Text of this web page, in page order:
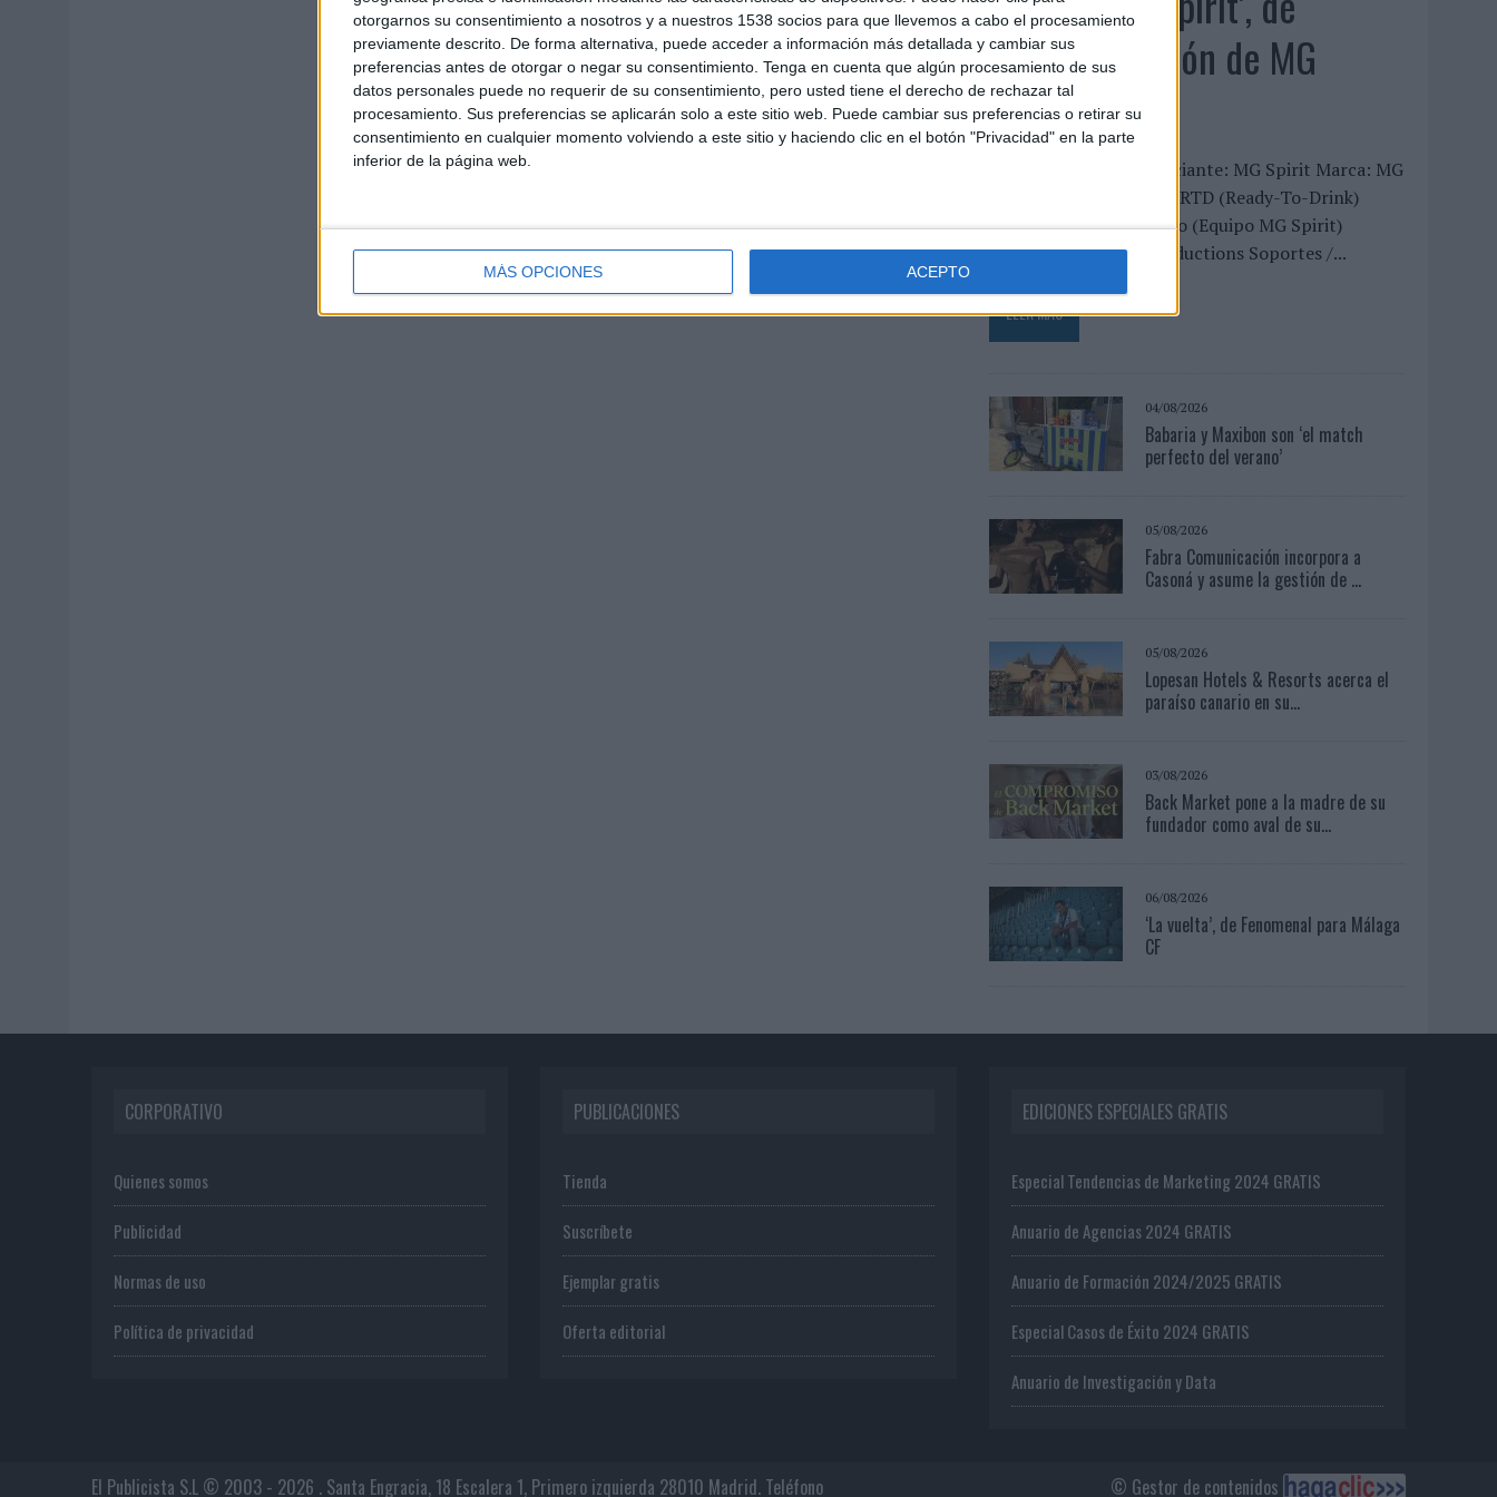
otorgarnos su consentimiento a nosotros y a nuestros 1538 socios para que llevemos a cabo el procesamiento
previamente descrito. De forma alternativa, puede acceder a información más detallada y cambiar sus
preferencias antes de otorgar o negar su consentimiento. Tenga en cuenta que algún procesamiento de sus
datos personales puede no requerir de su consentimiento, pero usted tiene el derecho de rechazar tal
procesamiento. Sus preferencias se aplicarán solo a este sitio web. Puede cambiar sus preferencias o retirar su
consentimiento en cualquier momento volviendo a este sitio y haciendo clic en el botón "Privacidad" en la parte
inferior de la página web.
MÁS OPCIONES ACEPTO
autoproducción de MG
Spirit
FICHA TÉCNICA Anunciante: MG Spirit Marca: MG
Spirit Sector: Bebidas / RTD (Ready-To-Drink)
Diseño creativo: Interno (Equipo MG Spirit)
Productora: Egami Productions Soportes /...
LEER MÁS
04/08/2026
Babaria y Maxibon son ‘el match
perfecto del verano’
05/08/2026
Fabra Comunicación incorpora a
Casoná y asume la gestión de ...
05/08/2026
Lopesan Hotels & Resorts acerca el
paraíso canario en su...
03/08/2026
Back Market pone a la madre de su
fundador como aval de su...
06/08/2026
‘La vuelta’, de Fenomenal para Málaga
CF
CORPORATIVO
Quienes somos
Publicidad
Normas de uso
Política de privacidad
PUBLICACIONES
Tienda
Suscríbete
Ejemplar gratis
Oferta editorial
EDICIONES ESPECIALES GRATIS
Especial Tendencias de Marketing 2024 GRATIS
Anuario de Agencias 2024 GRATIS
Anuario de Formación 2024/2025 GRATIS
Especial Casos de Éxito 2024 GRATIS
Anuario de Investigación y Data
© Gestor de contenidos
El Publicista S.L © 2003 - 2026 . Santa Engracia, 18 Escalera 1, Primero izquierda 28010 Madrid. Teléfono